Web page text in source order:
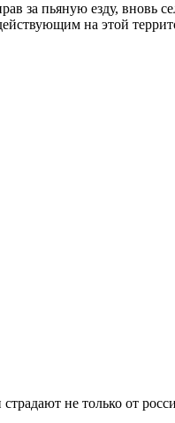
за пьяную езду, вновь
на этой
не только от